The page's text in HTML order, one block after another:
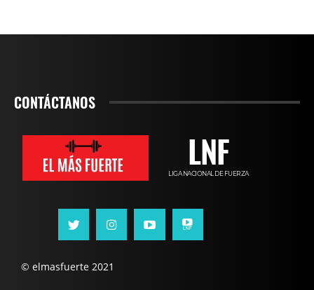
CONTÁCTANOS
LNF
LIGA NACIONAL DE FUERZA
© elmasfuerte 2021